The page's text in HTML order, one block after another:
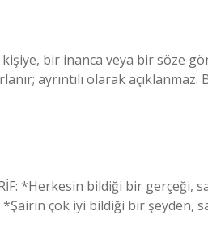
bir inanca veya bir söze
ayrıntılı olarak
*Herkesin bildiği bir gerçeği,
çok iyi bildiği bir şeyden,